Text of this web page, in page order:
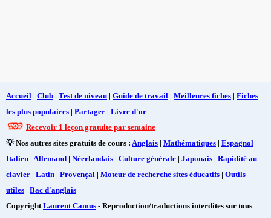
Accueil | Club | Test de niveau | Guide de travail | Meilleures fiches | Fiches
les plus populaires | Partager | Livre d'or
Recevoir 1 leçon gratuite par semaine
💡 Nos autres sites gratuits de cours : Anglais | Mathématiques | Espagnol |
Italien | Allemand | Néerlandais | Culture générale | Japonais | Rapidité au
clavier | Latin | Provençal | Moteur de recherche sites éducatifs | Outils
utiles | Bac d'anglais
Copyright Laurent Camus - Reproduction/traductions interdites sur tous